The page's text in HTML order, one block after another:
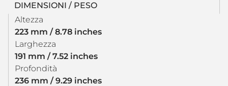
DIMENSIONI / PESO
Altezza
223 mm / 8.78 inches
Larghezza
191 mm / 7.52 inches
Profondità
236 mm / 9.29 inches